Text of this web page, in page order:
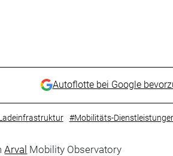
Autoflotte bei Google
#Mobilitäts-
Arval Mobility Observatory